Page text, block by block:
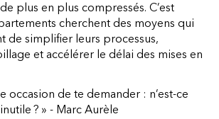
plus en plus compressés. C’est
cherchent des moyens qui
de simplifier leurs processus,
et accélérer le délai des mises en
occasion de te demander : n’est-ce
? » - Marc Aurèle